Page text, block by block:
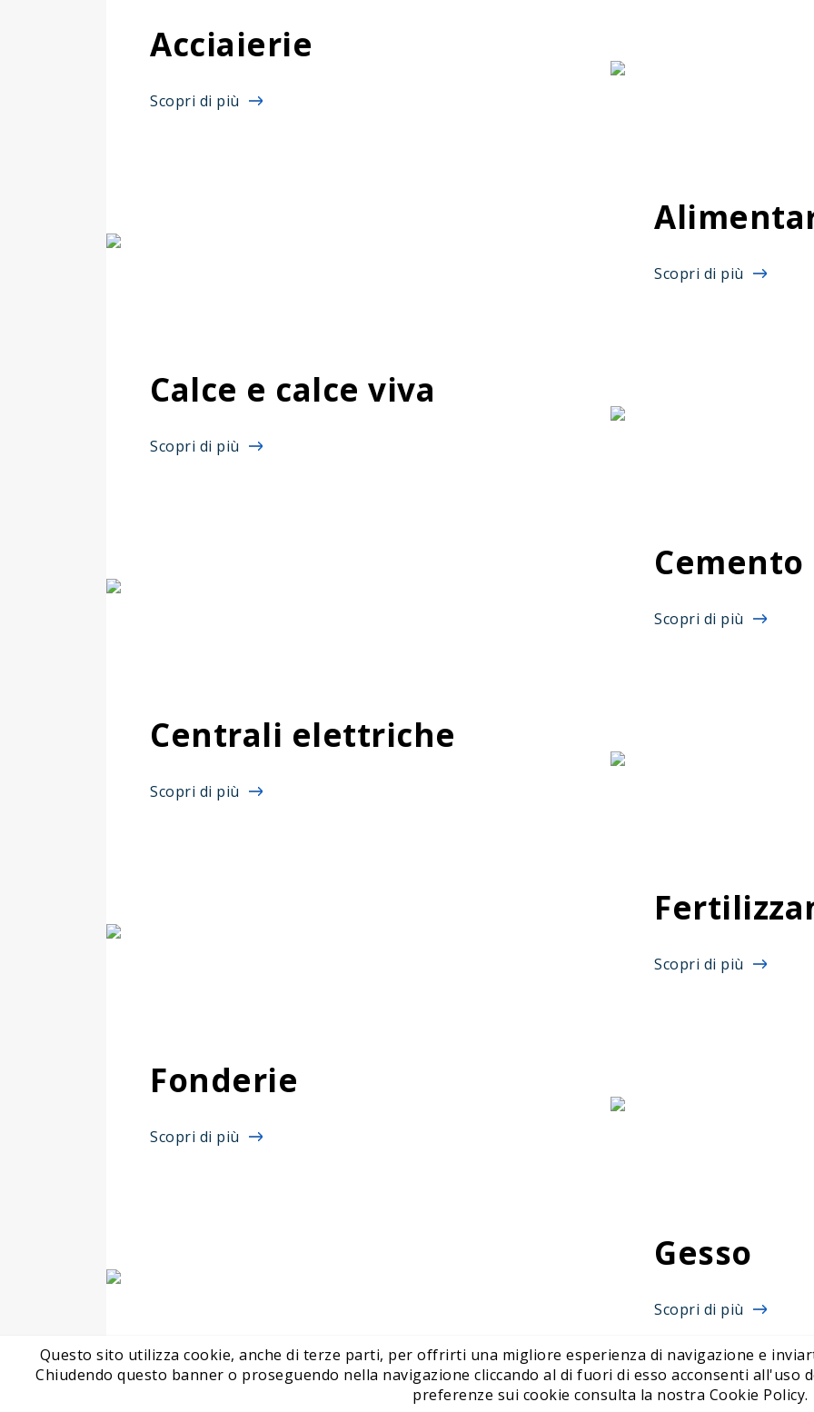
Acciaierie
Scopri di più
Scopri di più
Calce e calce viva
Scopri di più
Cemento
Scopri di più
Centrali elettriche
Scopri di più
Scopri di più
Fonderie
Scopri di più
Gesso
Scopri di più
Questo sito utilizza cookie, anche di terze parti, per offrirti una migliore esperienza di navigazione e
Chiudendo questo banner o proseguendo nella navigazione cliccando al di fuori di esso acconsenti all'uso
preferenze sui cookie consulta la nostra Cookie Policy.